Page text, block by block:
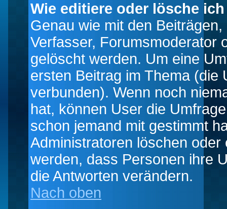
Wie editiere oder lösche
Genau wie mit den
Verfasser, Forumsmoderator
gelöscht werden. Um eine
ersten Beitrag im Thema (die
verbunden). Wenn noch
hat, können User die
schon jemand mit gestimmt
Administratoren löschen
werden, dass Personen ihre
die Antworten verändern.
Nach oben